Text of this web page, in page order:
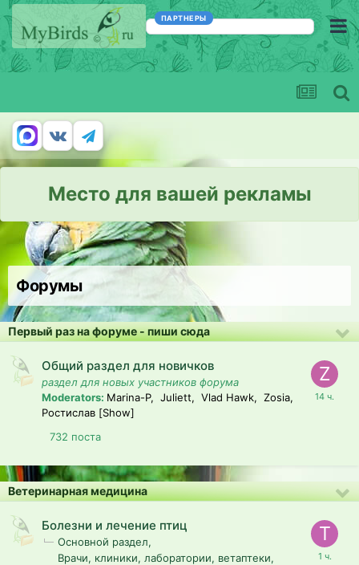
ПАРТНЕРЫ
Место для вашей рекламы
Форумы
Первый раз на форуме - пиши сюда
Общий раздел для новичков
раздел для новых участников форума
Moderators: Marina-P, Juliett, Vlad Hawk, Zosia,
Ростислав [Show]
732 поста
Ветеринарная медицина
Болезни и лечение птиц
Основной раздел
Врачи, клиники, лаборатории, ветаптеки